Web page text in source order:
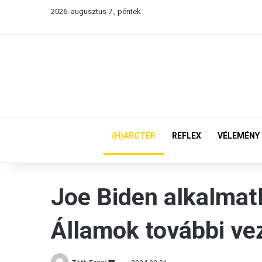
2026. augusztus 7., péntek
(H)ARCTÉR REFLEX VÉLEMÉNY
Joe Biden
Államok további